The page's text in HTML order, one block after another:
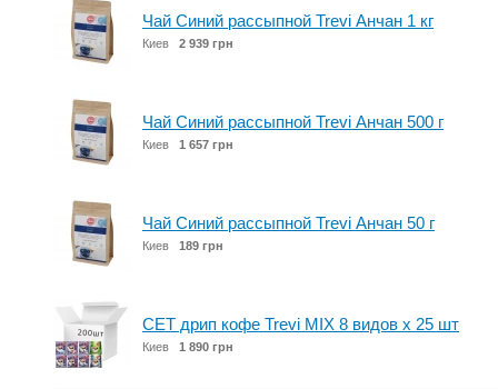
Чай Синий рассыпной Trevi Анчан 1 кг
Киев 2 939 грн
Чай Синий рассыпной Trevi Анчан 500 г
Киев 1 657 грн
Чай Синий рассыпной Trevi Анчан 50 г
Киев 189 грн
СЕТ дрип кофе Trevi MIX 8 видов x 25 шт
Киев 1 890 грн